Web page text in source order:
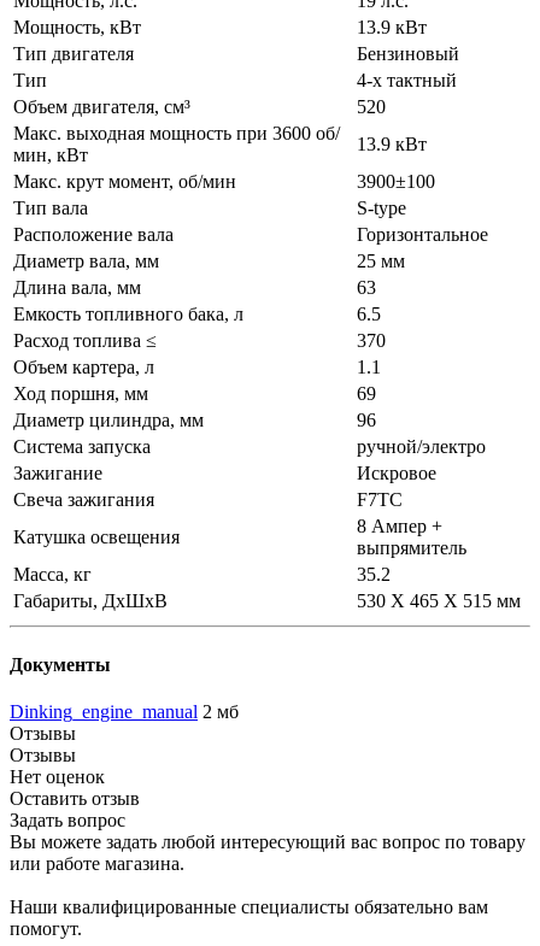
Мощность, кВт
13.9 кВт
Тип двигателя
Бензиновый
Тип
4-х тактный
Объем двигателя, см³
520
Макс. выходная мощность при 3600 об/
мин, кВт
13.9 кВт
Макс. крут момент, об/мин
3900±100
Тип вала
S-type
Расположение вала
Горизонтальное
Диаметр вала, мм
25 мм
Длина вала, мм
63
Емкость топливного бака, л
6.5
Расход топлива ≤
370
Объем картера, л
1.1
Ход поршня, мм
69
Диаметр цилиндра, мм
96
Система запуска
ручной/электро
Зажигание
Искровое
Свеча зажигания
F7TC
Катушка освещения
8 Ампер +
выпрямитель
Масса, кг
35.2
Габариты, ДхШхВ
530 X 465 X 515 мм
Документы
Dinking_engine_manual 2 мб
Отзывы
Отзывы
Нет оценок
Оставить отзыв
Задать вопрос
Вы можете задать любой интересующий вас вопрос по товару
или работе магазина.
Наши квалифицированные специалисты обязательно вам
помогут.